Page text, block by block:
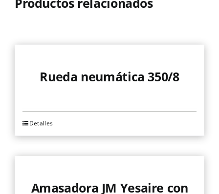
Rueda neumática 350/8
Detalles
Amasadora JM Yesaire con